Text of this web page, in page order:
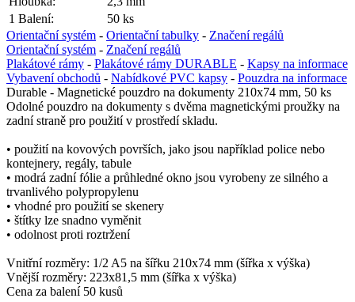
1 Balení:
50 ks
Orientační systém - Orientační tabulky - Značení regálů
Orientační systém - Značení regálů
Plakátové rámy - Plakátové rámy DURABLE - Kapsy na informace
Vybavení obchodů - Nabídkové PVC kapsy - Pouzdra na informace
Durable - Magnetické pouzdro na dokumenty 210x74 mm, 50 ks
Odolné pouzdro na dokumenty s dvěma magnetickými proužky na
zadní straně pro použití v prostředí skladu.
• použití na kovových površích, jako jsou například police nebo
kontejnery, regály, tabule
• modrá zadní fólie a průhledné okno jsou vyrobeny ze silného a
trvanlivého polypropylenu
• vhodné pro použití se skenery
• štítky lze snadno vyměnit
• odolnost proti roztržení
Vnitřní rozměry: 1/2 A5 na šířku 210x74 mm (šířka x výška)
Vnější rozměry: 223x81,5 mm (šířka x výška)
Cena za balení 50 kusů